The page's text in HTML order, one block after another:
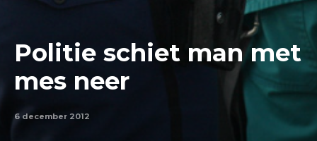
Politie schiet man met
mes neer
6 december 2012